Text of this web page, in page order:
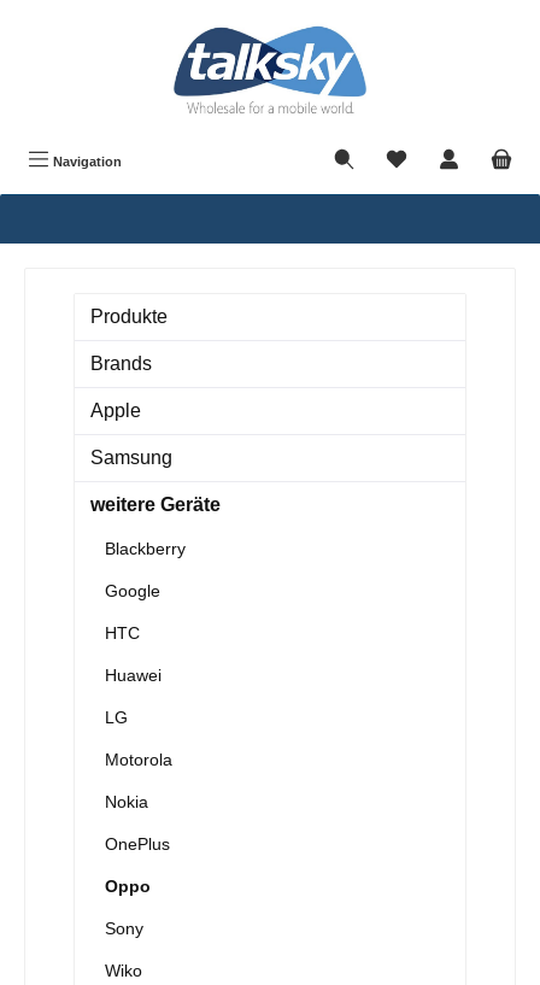
Navigation
Produkte
Brands
Apple
Samsung
weitere Geräte
Blackberry
Google
HTC
Huawei
LG
Motorola
Nokia
OnePlus
Oppo
Sony
Wiko